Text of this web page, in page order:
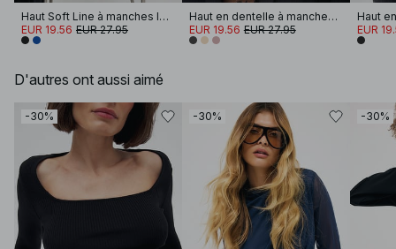
Haut Soft Line à manches longues
EUR 19.56 EUR 27.95
Haut en dentelle à manches longues
EUR 19.56 EUR 27.95 EUR
D'autres ont aussi aimé
-30% -30% -30%